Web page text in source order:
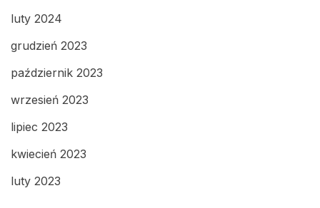
luty 2024
grudzień 2023
październik 2023
wrzesień 2023
lipiec 2023
kwiecień 2023
luty 2023